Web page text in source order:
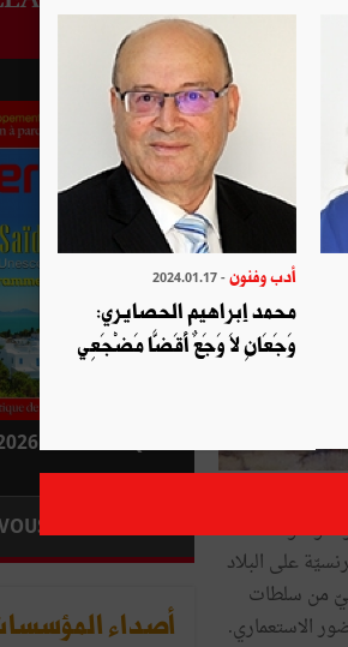
فنّانون
وعادات
على البلاد
التونسي» في العام 1894، بإشراف رسميّ من سلطات
الاستعماري.
: EN KIOSQUE
أصداء
أدب وفنون- 2024.01.17
محمد إبراهيم الحصايري:
وَجَعَانِ لاَ وَجَعٌ أَقَضَّا مَضْجَعِي